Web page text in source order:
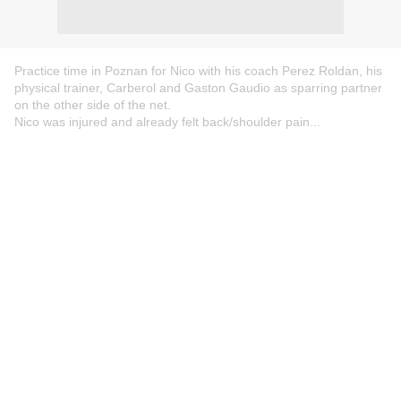
Practice time in Poznan for Nico with his coach Perez Roldan, his
physical trainer, Carberol and Gaston Gaudio as sparring partner
on the other side of the net.
Nico was injured and already felt back/shoulder pain...